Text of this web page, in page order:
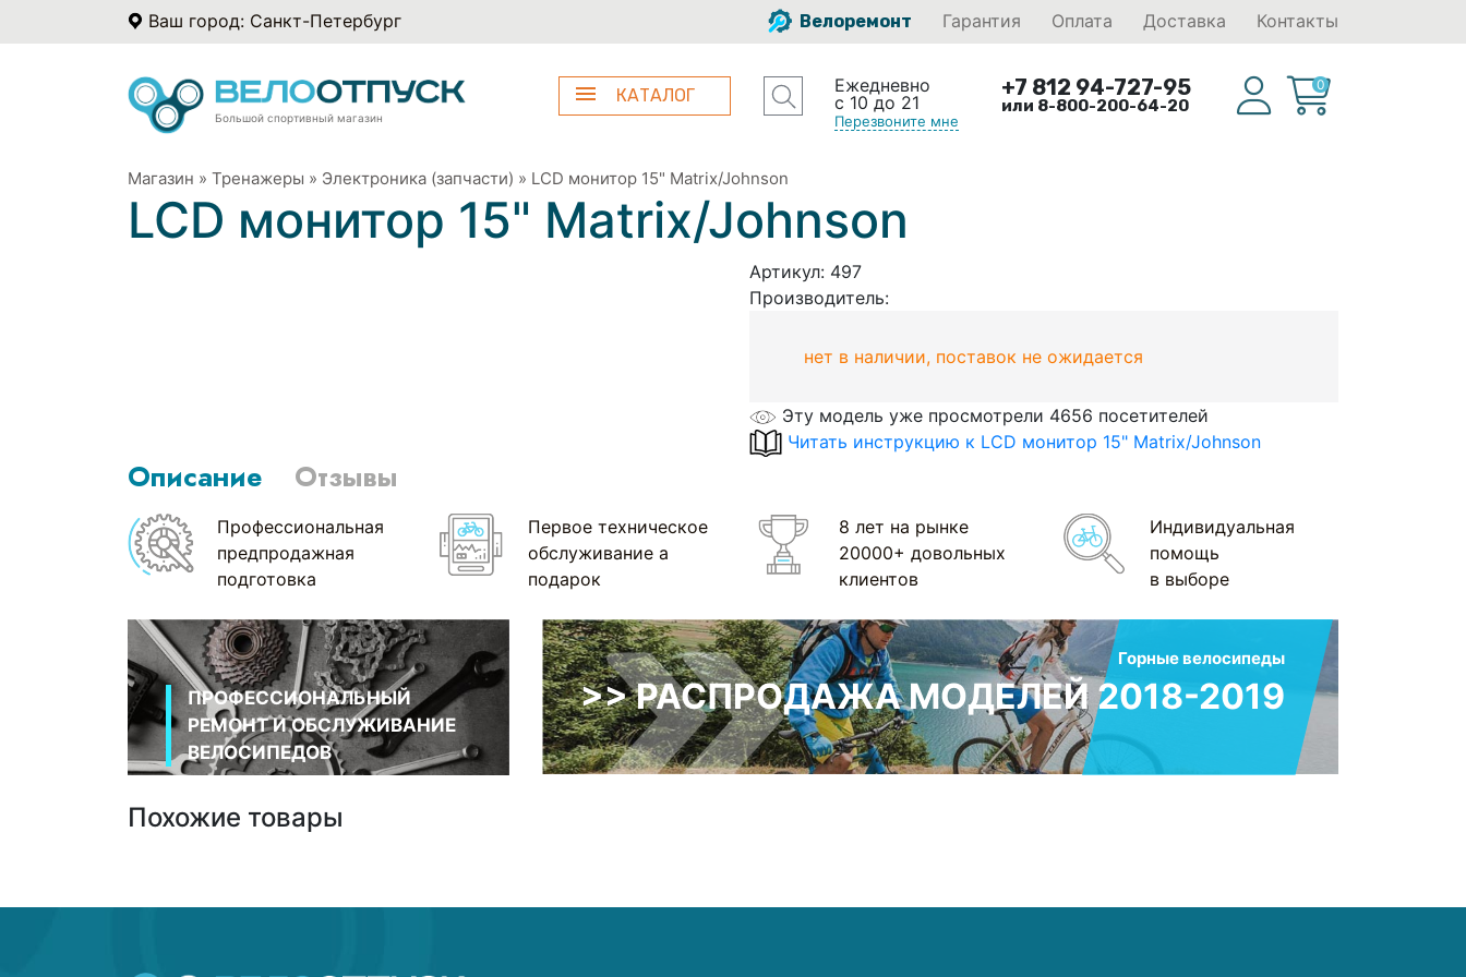
Ваш город: Санкт-Петербург Велоремонт Гарантия Оплата Доставка Контакты
Большой спортивный магазин
КАТАЛОГ
Ежедневно
с 10 до 21
Перезвоните мне
+7 812 94-727-95
или 8-800-200-64-20
0
Магазин » Тренажеры » Электроника (запчасти) » LCD монитор 15" Matrix/Johnson
LCD монитор 15" Matrix/Johnson
Артикул: 497
Производитель:
нет в наличии, поставок не ожидается
Эту модель уже просмотрели 4656 посетителей
Читать инструкцию к LCD монитор 15" Matrix/Johnson
Описание Отзывы
Профессиональная
предпродажная
подготовка
Первое техническое
обслуживание а
подарок
8 лет на рынке
20000+ довольных
клиентов
Индивидуальная
помощь
в выборе
ПРОФЕССИОНАЛЬНЫЙ
РЕМОНТ И ОБСЛУЖИВАНИЕ
ВЕЛОСИПЕДОВ
Горные велосипеды
>> РАСПРОДАЖА МОДЕЛЕЙ 2018-2019
Похожие товары